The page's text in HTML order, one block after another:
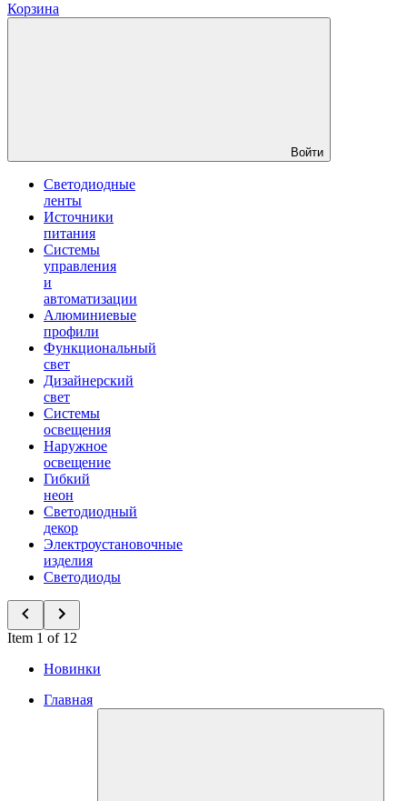
Корзина
Войти
Светодиодные
ленты
Источники
питания
Системы
управления
и
автоматизации
Алюминиевые
профили
Функциональный
свет
Дизайнерский
свет
Системы
освещения
Наружное
освещение
Гибкий
неон
Светодиодный
декор
Электроустановочные
изделия
Светодиоды
Item 1 of 12
Новинки
Главная